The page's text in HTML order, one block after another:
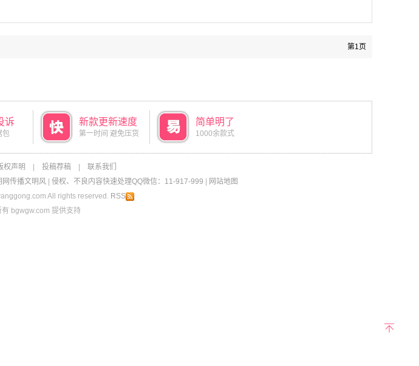
第1页
诉
包
新款更新速度
第一时间 避免压货
简单明了
1000余款式
权声明 投稿荐稿
联系我们
网传播文明风| 侵权、不良内容快速处理QQ微信：11-917-999
网站地图
All rights reserved. RSS
有 bgwgw.com 提供支持